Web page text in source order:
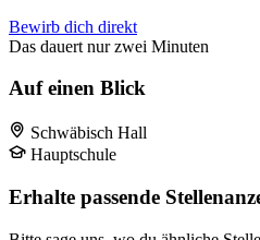
Bewirb dich direkt
Das dauert nur zwei Minuten
Auf einen Blick
Schwäbisch Hall
Hauptschule
Erhalte passende